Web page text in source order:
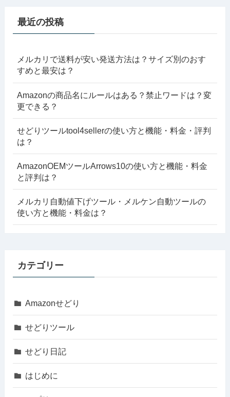
最近の投稿
メルカリで送料が安い発送方法は？サイズ別のおす
すめと最安は？
Amazonの商品名にルールはある？禁止ワードは？変
更できる？
せどりツールtool4sellerの使い方と機能・料金・評判
は？
AmazonOEMツールArrows10の使い方と機能・料金
と評判は？
メルカリ自動値下げツール・メルケン自動ツールの
使い方と機能・料金は？
カテゴリー
Amazonせどり
せどりツール
せどり日記
はじめに